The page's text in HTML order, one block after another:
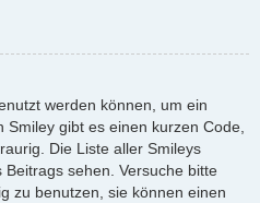
werden können, um ein
gibt es einen kurzen Code,
Die Liste aller Smileys
sehen. Versuche bitte
zu benutzen, sie können einen